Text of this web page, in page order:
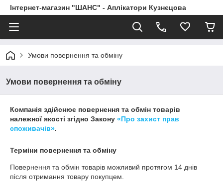
Інтернет-магазин "ШАНС" - Аплікатори Кузнєцова
Умови повернення та обміну
Умови повернення та обміну
Компанія здійснює повернення та обмін товарів
належної якості згідно Закону «Про захист прав
споживачів».
Терміни повернення та обміну
Повернення та обмін товарів можливий протягом 14 днів
після отримання товару покупцем.